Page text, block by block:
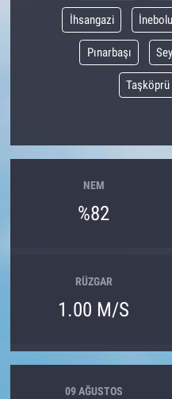
İhsangazi İnebolu
Pınarbaşı
Taşköprü
NEM
%82
RÜZGAR
1.00 M/S
09 AĞUSTOS